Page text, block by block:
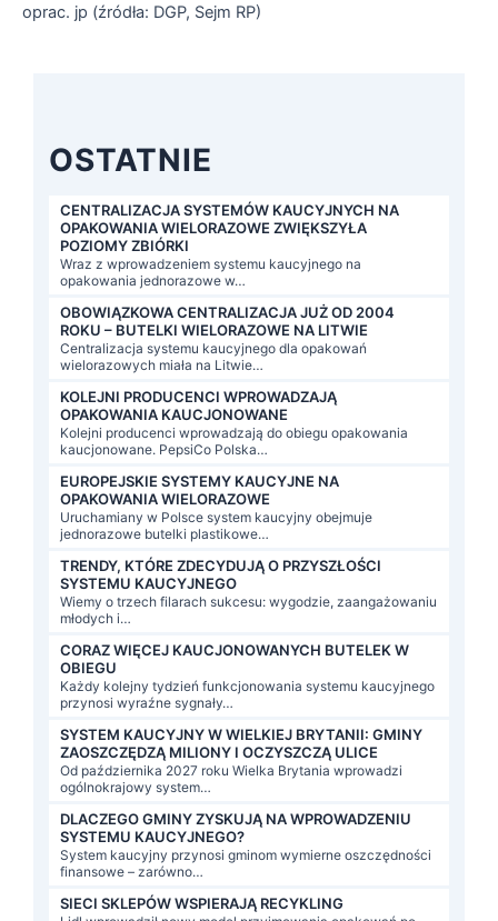
oprac. jp (źródła: DGP, Sejm RP)
OSTATNIE
CENTRALIZACJA SYSTEMÓW KAUCYJNYCH NA
OPAKOWANIA WIELORAZOWE ZWIĘKSZYŁA
POZIOMY ZBIÓRKI
Wraz z wprowadzeniem systemu kaucyjnego na
opakowania jednorazowe w…
OBOWIĄZKOWA CENTRALIZACJA JUŻ OD 2004
ROKU – BUTELKI WIELORAZOWE NA LITWIE
Centralizacja systemu kaucyjnego dla opakowań
wielorazowych miała na Litwie…
KOLEJNI PRODUCENCI WPROWADZAJĄ
OPAKOWANIA KAUCJONOWANE
Kolejni producenci wprowadzają do obiegu opakowania
kaucjonowane. PepsiCo Polska…
EUROPEJSKIE SYSTEMY KAUCYJNE NA
OPAKOWANIA WIELORAZOWE
Uruchamiany w Polsce system kaucyjny obejmuje
jednorazowe butelki plastikowe…
TRENDY, KTÓRE ZDECYDUJĄ O PRZYSZŁOŚCI
SYSTEMU KAUCYJNEGO
Wiemy o trzech filarach sukcesu: wygodzie, zaangażowaniu
młodych i…
CORAZ WIĘCEJ KAUCJONOWANYCH BUTELEK W
OBIEGU
Każdy kolejny tydzień funkcjonowania systemu kaucyjnego
przynosi wyraźne sygnały…
SYSTEM KAUCYJNY W WIELKIEJ BRYTANII: GMINY
ZAOSZCZĘDZĄ MILIONY I OCZYSZCZĄ ULICE
Od października 2027 roku Wielka Brytania wprowadzi
ogólnokrajowy system…
DLACZEGO GMINY ZYSKUJĄ NA WPROWADZENIU
SYSTEMU KAUCYJNEGO?
System kaucyjny przynosi gminom wymierne oszczędności
finansowe – zarówno…
SIECI SKLEPÓW WSPIERAJĄ RECYKLING